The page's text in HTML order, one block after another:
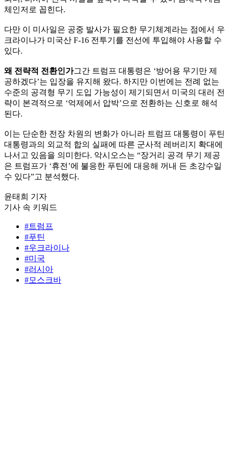
체인저로 꼽힌다.
다만 이 미사일은 공중 발사가 필요한 무기체계라는 점에서 우
크라이나가 미국산 F-16 전투기를 전선에 투입해야 사용할 수
있다.
왜 전략적 전환인가그간 트럼프 대통령은 ‘방어용 무기만 제
공하겠다’는 입장을 유지해 왔다. 하지만 이번에는 전례 없는
수준의 공격형 무기 도입 가능성이 제기되면서 미국의 대러 전
략이 본격적으로 ‘억제에서 압박’으로 전환하는 신호로 해석
된다.
이는 단순한 전장 차원의 변화가 아니라 트럼프 대통령이 푸틴
대통령과의 외교적 합의 실패에 따른 군사적 레버리지 확대에
나서고 있음을 의미한다. 악시오스는 “장거리 공격 무기 제공
은 트럼프가 ‘휴전’에 불응한 푸틴에 대응해 꺼내 든 초강수일
수 있다”고 분석했다.
윤태희 기자
기사 속 키워드
#트럼프
#푸틴
#우크라이나
#미국
#러시아
#모스크바